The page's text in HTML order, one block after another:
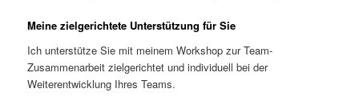
Meine zielgerichtete Unterstützung für Sie
Ich unterstütze Sie mit meinem Workshop zur Team-
Zusammenarbeit zielgerichtet und individuell bei der
Weiterentwicklung Ihres Teams.